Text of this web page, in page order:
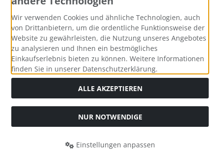
frisch
Pflanzenbeet ✔
Sie bekommen in aller Regel den Zustellungstag
mitgeteilt, meist per telefonischer Kurz-Info ✔
Sie werden freundlich und kompetentberaten-
gerne auchtelefonisch ✔
durch dieAnwachsgarantiekaufen Sieohne
Warum Containerpflanzen?
pflanzbar (Ausnahme: Frostperioden im Winter).
Wir verwenden Cookies und ähnliche Technologien, auch
von Drittanbietern, um die ordentliche Funktionsweise der
Website zu gewährleisten, die Nutzung unseres Angebotes
zu analysieren und Ihnen ein bestmögliches
Einkaufserlebnis bieten zu können. Weitere Informationen
finden Sie in unserer Datenschutzerklärung.
ALLE AKZEPTIEREN
NUR NOTWENDIGE
Einstellungen anpassen